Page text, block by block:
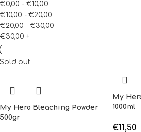
€0,00 - €10,00
€10,00 - €20,00
€20,00 - €30,00
€30,00 +
Sold out
My Hero Bleaching Powder
500gr
My
1000ml
€11,50